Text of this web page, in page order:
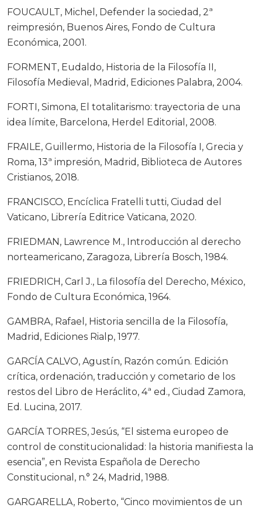
FOUCAULT, Michel, Defender la sociedad, 2ª
reimpresión, Buenos Aires, Fondo de Cultura
Económica, 2001.
FORMENT, Eudaldo, Historia de la Filosofía II,
Filosofía Medieval, Madrid, Ediciones Palabra, 2004.
FORTI, Simona, El totalitarismo: trayectoria de una
idea límite, Barcelona, Herdel Editorial, 2008.
FRAILE, Guillermo, Historia de la Filosofía I, Grecia y
Roma, 13ª impresión, Madrid, Biblioteca de Autores
Cristianos, 2018.
FRANCISCO, Encíclica Fratelli tutti, Ciudad del
Vaticano, Librería Editrice Vaticana, 2020.
FRIEDMAN, Lawrence M., Introducción al derecho
norteamericano, Zaragoza, Librería Bosch, 1984.
FRIEDRICH, Carl J., La filosofía del Derecho, México,
Fondo de Cultura Económica, 1964.
GAMBRA, Rafael, Historia sencilla de la Filosofía,
Madrid, Ediciones Rialp, 1977.
GARCÍA CALVO, Agustín, Razón común. Edición
crítica, ordenación, traducción y cometario de los
restos del Libro de Heráclito, 4ª ed., Ciudad Zamora,
Ed. Lucina, 2017.
GARCÍA TORRES, Jesús, “El sistema europeo de
control de constitucionalidad: la historia manifiesta la
esencia”, en Revista Española de Derecho
Constitucional, n.° 24, Madrid, 1988.
GARGARELLA, Roberto, “Cinco movimientos de un